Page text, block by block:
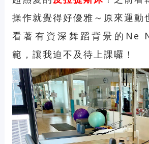
操作就覺得好優雅～原來運動
看著有資深舞蹈背景的Ne
範，讓我迫不及待上課囉！